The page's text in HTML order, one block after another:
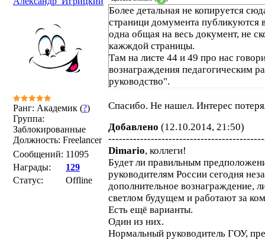
Ранг: Академик (?)
Группа:
Заблокированные
Должность: Freelancer
Сообщений: 11095
Награды:
129
Статус:
Offline
Более детальная не копируется
страници домумента
одна общая на весь документ, не
кажждой страницы.
Там на листе 44 и 49 про нас
вознаграждения педагогическим
руководство".
Спасибо. Не нашел. Интерес
Добавлено (12.10.2014, 21:50)
Dimario, коллеги!
Будет ли правильным
руководителям России сегодня
дополнительное вознаграждение,
светлом будущем и работают за
Есть ещё варианты.
Один из них.
Нормальный руководитель ГОУ,